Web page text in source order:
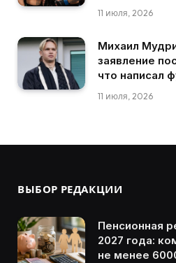
11 июля, 2026
Михаил
заявление
что написал
11 июля, 2026
ВЫБОР РЕДАКЦИИ
Пенсионная
2027 года:
не менее